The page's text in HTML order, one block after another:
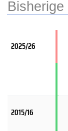
2025/26
2015/16